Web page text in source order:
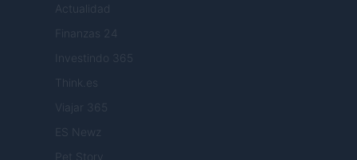
Actualidad
Finanzas 24
Investindo 365
Think.es
Viajar 365
ES Newz
Pet Story